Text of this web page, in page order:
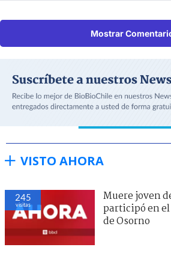
Mostrar
VISTO AHORA
245
visitas
Muere joven
participó en
de Osorno